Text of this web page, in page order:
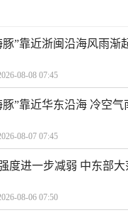
豚”靠近浙闽沿海风雨渐
08-08 07:45
豚”靠近华东沿海 冷空
08-07 07:45
度进一步减弱 中东部
08-06 07:50